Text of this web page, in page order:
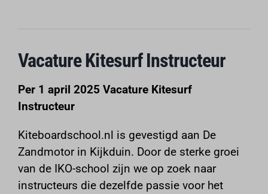
Vacature Kitesurf Instructeur
Per 1 april 2025 Vacature Kitesurf
Instructeur
Kiteboardschool.nl is gevestigd aan De
Zandmotor in Kijkduin. Door de sterke groei
van de IKO-school zijn we op zoek naar
instructeurs die dezelfde passie voor het